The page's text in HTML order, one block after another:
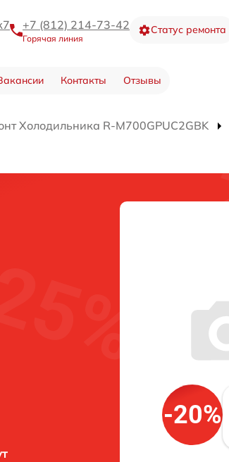
+7 (812) 214-73-42
Горячая линия
Статус ремонта
Контакты Отзывы
Холодильника R-M700GPUC2GBK
-20%